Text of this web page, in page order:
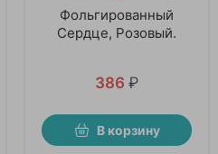
Фольгированный
Сердце, Розовый.
386 ₽
В корзину